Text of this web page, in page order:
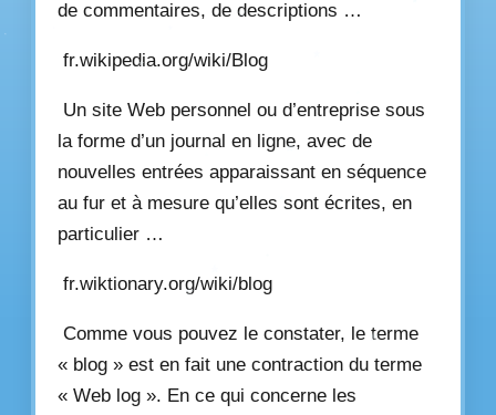
de commentaires, de descriptions …
fr.wikipedia.org/wiki/Blog
Un site Web personnel ou d’entreprise sous
la forme d’un journal en ligne, avec de
nouvelles entrées apparaissant en séquence
au fur et à mesure qu’elles sont écrites, en
particulier …
fr.wiktionary.org/wiki/blog
Comme vous pouvez le constater, le terme
« blog » est en fait une contraction du terme
« Web log ». En ce qui concerne les